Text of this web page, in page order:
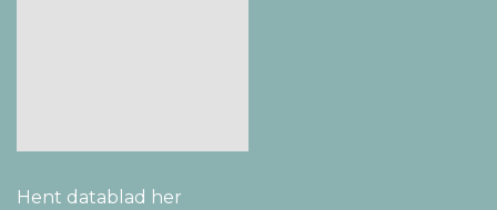
Hent datablad her